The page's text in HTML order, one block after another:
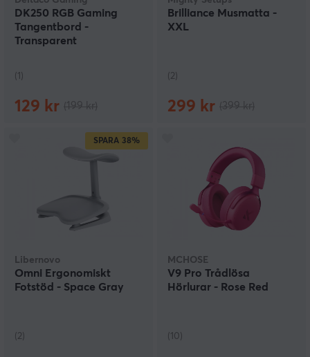
DK250 RGB Gaming
Tangentbord -
Transparent
(1)
129 kr
Brilliance Musmatta -
XXL
(2)
299 kr
SPARA 38%
Libernovo
Omni Ergonomiskt
Fotstöd - Space Gray
(2)
MCHOSE
V9 Pro Trådlösa
Hörlurar - Rose Red
(10)